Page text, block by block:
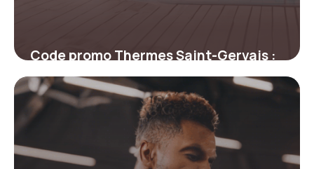
Code promo Thermes Saint-Gervais :
offres séjour bien-être
4 juillet 2025